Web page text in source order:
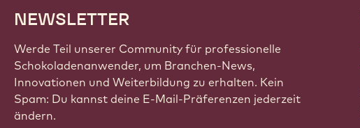
NEWSLETTER
Werde Teil unserer Community für professionelle
Schokoladenanwender, um Branchen-News,
Innovationen und Weiterbildung zu erhalten. Kein
Spam: Du kannst deine E-Mail-Präferenzen jederzeit
ändern.